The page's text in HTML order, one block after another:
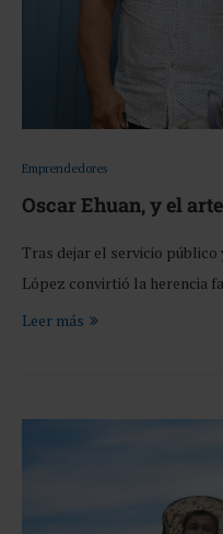
Emprendedores
Oscar Ehuan, y el
Tras dejar el servicio público
López convirtió la herencia
Leer más